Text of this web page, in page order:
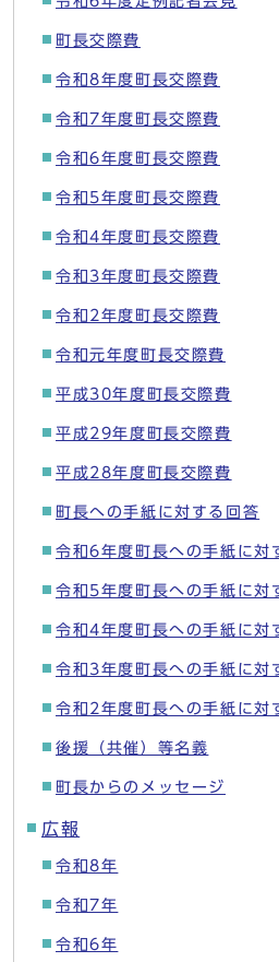
町長交際費
令和8年度町長交際費
令和7年度町長交際費
令和6年度町長交際費
令和5年度町長交際費
令和4年度町長交際費
令和3年度町長交際費
令和2年度町長交際費
令和元年度町長交際費
平成30年度町長交際費
平成29年度町長交際費
平成28年度町長交際費
町長への手紙に対する回答
令和6年度町長への手紙に対
令和5年度町長への手紙に対
令和4年度町長への手紙に対
令和3年度町長への手紙に対
令和2年度町長への手紙に対
後援（共催）等名義
町長からのメッセージ
広報
令和8年
令和7年
令和6年